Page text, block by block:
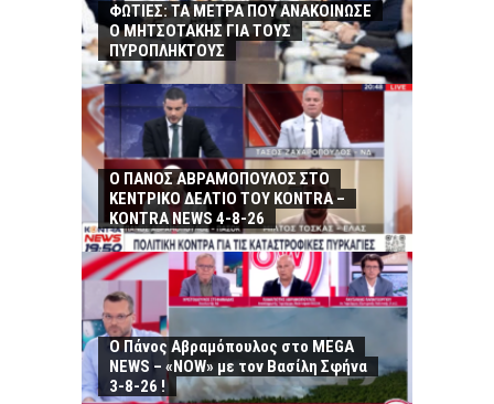
ΦΩΤΙΕΣ: ΤΑ ΜΕΤΡΑ ΠΟΥ ΑΝΑΚΟΙΝΩΣΕ
Ο ΜΗΤΣΟΤΑΚΗΣ ΓΙΑ ΤΟΥΣ
ΠΥΡΟΠΛΗΚΤΟΥΣ
Ο ΠΑΝΟΣ ΑΒΡΑΜΟΠΟΥΛΟΣ ΣΤΟ
ΚΕΝΤΡΙΚΟ ΔΕΛΤΙΟ ΤΟΥ KONTRA –
KONTRA NEWS 4-8-26
Ο Πάνος Αβραμόπουλος στο MEGA
NEWS – «NOW» με τον Βασίλη Σφήνα
3-8-26 !